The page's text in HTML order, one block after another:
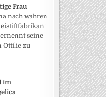
Frau
nach wahren
seine
Ottilie zu
im